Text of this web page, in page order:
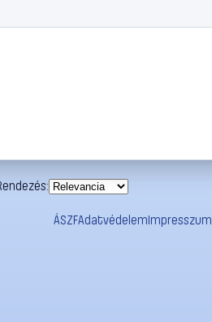
ÁSZFAdatvédelemImpresszum